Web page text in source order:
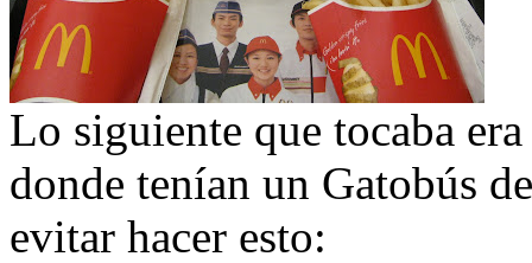
Lo siguiente que tocaba
donde tenían un Gatobús
evitar hacer esto: